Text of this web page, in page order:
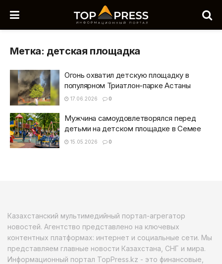
Метка: детская площадка
Огонь охватил детскую площадку в
популярном Триатлон-парке Астаны
17.06.2026 0
Мужчина самоудовлетворялся перед
детьми на детском площадке в Семее
15.05.2026 0
Казахстанский мультимедийный портал-агрегатор
новостей. Агентство представлено на ключевых
контентных платформах: интернет и социальные сети. Мы
представляем главные новости Казахстана, СНГ и мира.
Информационный портал TopPress.kz - это финансовые,